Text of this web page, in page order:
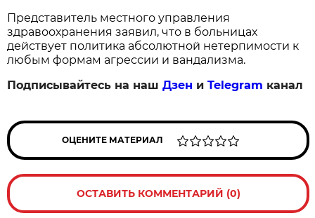
Представитель местного управления
здравоохранения заявил, что в больницах
действует политика абсолютной нетерпимости к
любым формам агрессии и вандализма.
Подписывайтесь на нашДзен иTelegram канал
ОЦЕНИТЕ МАТЕРИАЛ
ОСТАВИТЬ КОММЕНТАРИЙ (0)